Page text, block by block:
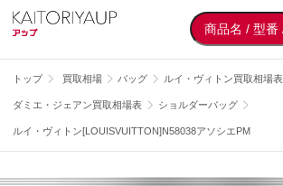
トップ 買取相場 バッグ ルイ・ヴィトン買取相場表
ダミエ・ジェアン買取相場表 ショルダーバッグ
ルイ・ヴィトン[LOUISVUITTON]N58038アソシエPM